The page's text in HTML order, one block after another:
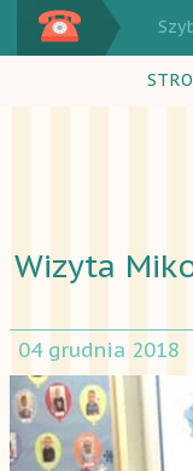
04 grudnia 2018
Wizyta